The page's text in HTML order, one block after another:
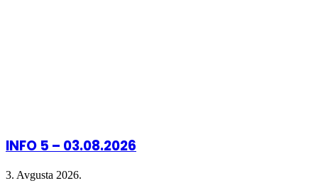
INFO 5 – 03.08.2026
3. Avgusta 2026.